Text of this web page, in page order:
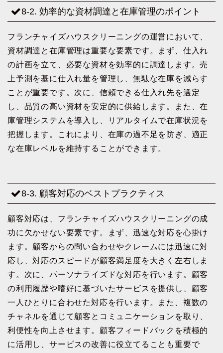
8-2. 効率的な資材調達と在庫管理のポイント
フランチャイズハウスクリーニングの運営において、
資材調達と在庫管理は重要な要素です。まず、仕入れ
の計画を立て、必要な資材を効率的に調達します。売
上予測を基に仕入れ量を管理し、無駄な在庫を減らす
ことが重要です。次に、信頼できる仕入れ先を選定
し、品質の高い資材を安定的に供給します。また、在
庫管理システムを導入し、リアルタイムで在庫状況を
把握します。これにより、在庫の過不足を防ぎ、適正
な在庫レベルを維持することができます。
8-3. 顧客対応のベストプラクティス
顧客対応は、フランチャイズハウスクリーニングの成
功に欠かせない要素です。まず、迅速な対応を心掛け
ます。顧客からの問い合わせやクレームには迅速に対
応し、対応のスピードが顧客満足度を大きく左右しま
す。次に、パーソナライズドな対応を行います。顧客
の利用履歴や嗜好に基づいたサービスを提供し、顧客
一人ひとりに合わせた対応を行います。また、複数の
チャネルを通じて顧客とコミュニケーションを取り、
利便性を向上させます。顧客フィードバックを積極的
に活用し、サービスの改善に役立てることも重要で